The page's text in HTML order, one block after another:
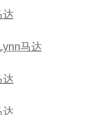
达
马达
达
达